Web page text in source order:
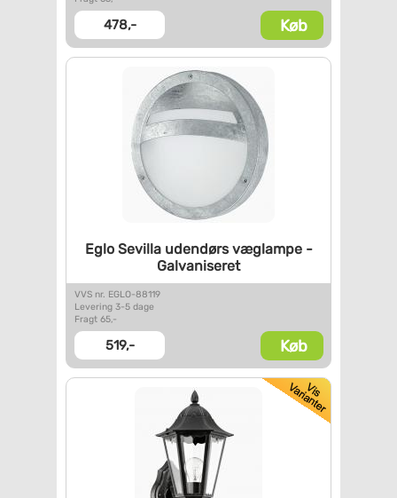
478,- Køb
Eglo Sevilla udendørs væglampe-
Galvaniseret
VVS nr. EGLO-88119
Levering 3-5 dage
Fragt 65,-
519,- Køb